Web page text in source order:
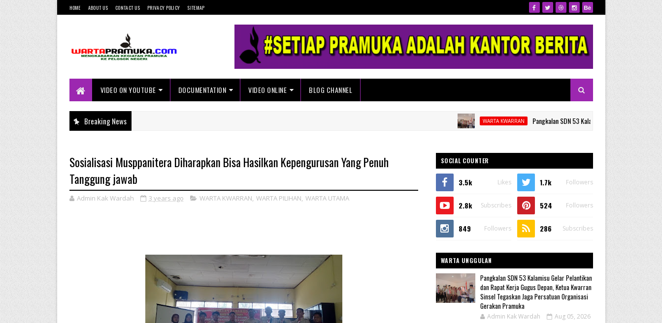
HOME ABOUT US CONTACT US PRIVACY POLICY SITEMAP
Pelosok Negeri
VIDEO ON YOUTUBE
DOCUMENTATION VIDEO ONLINE BLOG CHANNEL
Breaking News WARTA KWARRAN Pangkalan SDN 53 Kalamisu Gelar Pelantikan dan Rapat
Sosialisasi Musppanitera Diharapkan Bisa Hasilkan Kepengurusan Yang Penuh
Tanggung jawab
Admin Kak Wardah 3 years ago WARTA KWARRAN, WARTA PILIHAN, WARTA UTAMA
SOCIAL COUNTER
3.5k Likes 1.7k Followers
2.8k Subscribes 524 Followers
849 Followers 286 Subscribes
WARTA UNGGULAN
Pangkalan SDN 53 Kalamisu Gelar Pelantikan
dan Rapat Kerja Gugus Depan, Ketua Kwarran
Sinsel Tegaskan Jaga Persatuan Organisasi
Gerakan Pramuka
Admin Kak Wardah Aug 05, 2026